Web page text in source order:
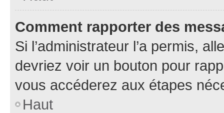
Comment rapporter des
Si l’administrateur l’a permis,
devriez voir un bouton pour
vous accéderez aux étapes
Haut